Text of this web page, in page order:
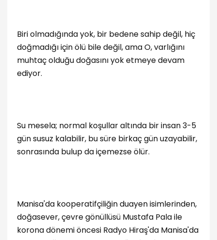
Biri olmadığında yok, bir bedene sahip değil, hiç
doğmadığı için ölü bile değil, ama O, varlığını
muhtaç olduğu doğasını yok etmeye devam
ediyor.
Su mesela; normal koşullar altında bir insan 3-5
gün susuz kalabilir, bu süre birkaç gün uzayabilir,
sonrasında bulup da içemezse ölür.
Manisa'da kooperatifçiliğin duayen isimlerinden,
doğasever, çevre gönüllüsü Mustafa Pala ile
korona dönemi öncesi Radyo Hiraş'da Manisa'da